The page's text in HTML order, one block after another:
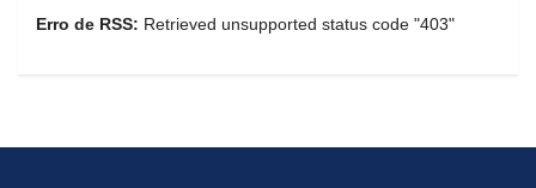
Erro de RSS: Retrieved unsupported status code "403"